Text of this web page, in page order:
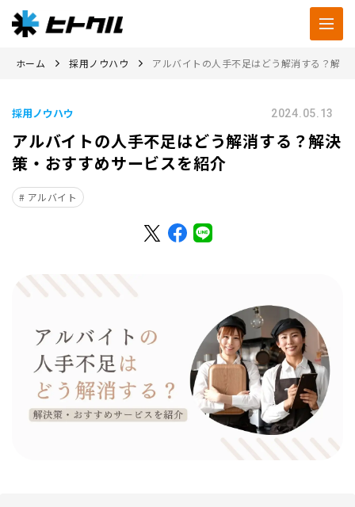
ホーム 採用ノウハウ アルバイトの人手不足はどう解消する？解
採用ノウハウ 2024.05.13
アルバイトの人手不足はどう解消する？解決
策・おすすめサービスを紹介
アルバイト